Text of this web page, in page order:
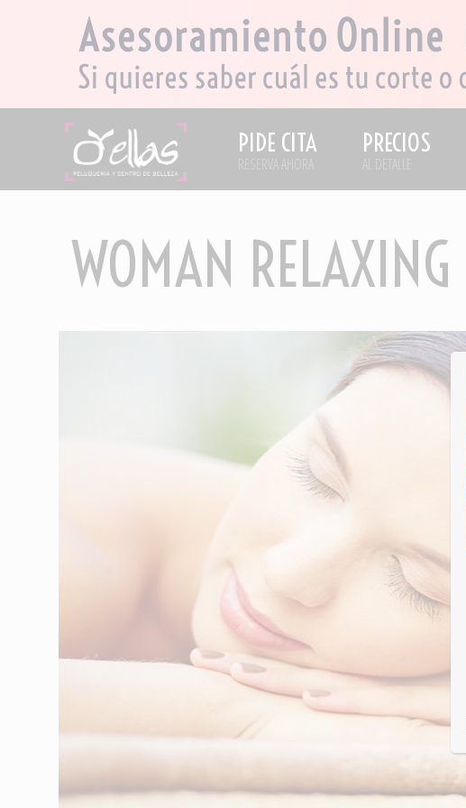
PIDE CITA
RESERVA AHORA
PRECIOS
AL DETALLE
WOMAN RELAXING